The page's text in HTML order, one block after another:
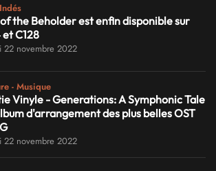
the Beholder est enfin disponible sur
C128
22 novembre 2022
- Musique
Vinyle - Generations: A Symphonic Tale
d'arrangement des plus belles OST
22 novembre 2022